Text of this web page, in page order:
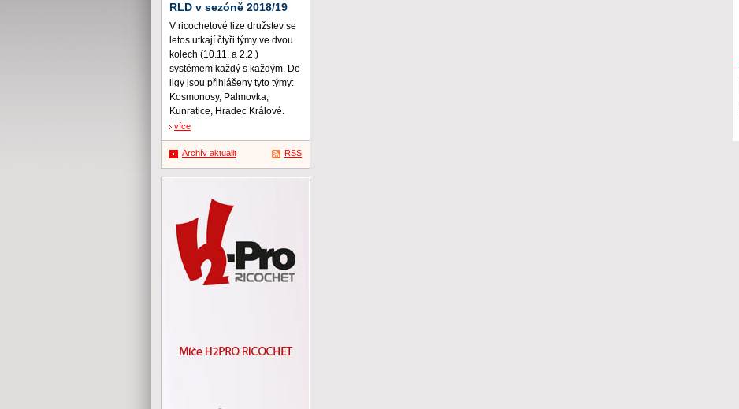
RLD v sezóně 2018/19
V ricochetové lize družstev se
letos utkají čtyři týmy ve dvou
kolech (10.11. a 2.2.)
systémem každý s každým. Do
ligy jsou přihlášeny tyto týmy:
Kosmonosy, Palmovka,
Kunratice, Hradec Králové.
více
Archív aktualit RSS